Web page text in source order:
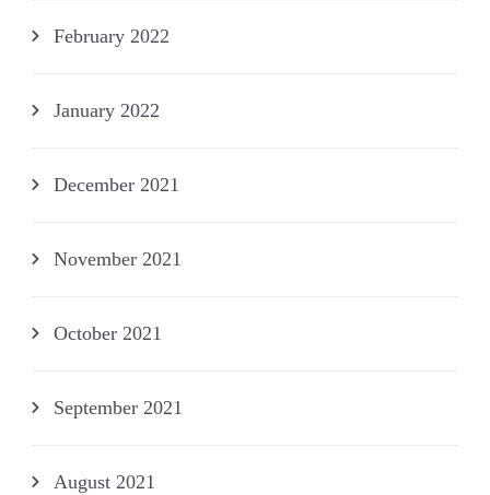
February 2022
January 2022
December 2021
November 2021
October 2021
September 2021
August 2021